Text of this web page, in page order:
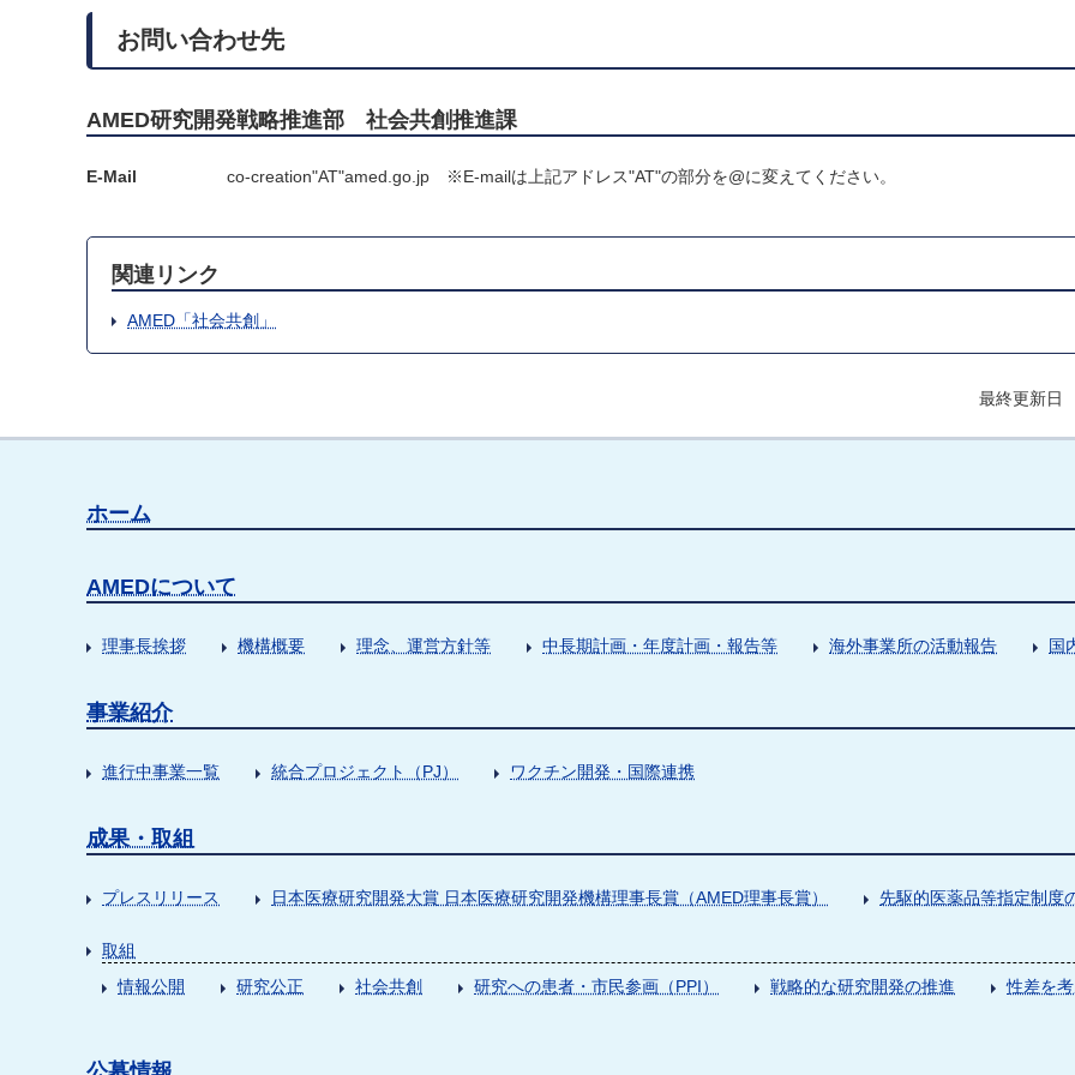
お問い合わせ先
AMED研究開発戦略推進部 社会共創推進課
E-Mail co-creation"AT"amed.go.jp ※E-mailは上記アドレス"AT"の部分を@に変えてください。
関連リンク
AMED「社会共創」
最終更新日
ホーム
AMEDについて
理事長挨拶 機構概要 理念、運営方針等 中長期計画・年度計画・報告等 海外事業所の活動報告 国
事業紹介
進行中事業一覧 統合プロジェクト（PJ） ワクチン開発・国際連携
成果・取組
プレスリリース 日本医療研究開発大賞 日本医療研究開発機構理事長賞（AMED理事長賞） 先駆的医薬品等指定制度
取組
情報公開
研究公正 社会共創 研究への患者・市民参画（PPI） 戦略的な研究開発の推進 性差を